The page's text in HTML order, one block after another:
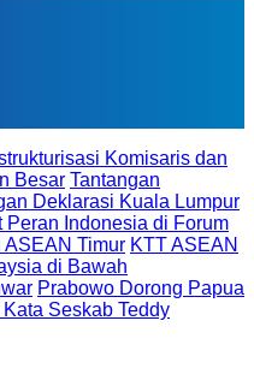
Komisaris dan
Besar Tantangan
Deklarasi Kuala Lumpur
Indonesia di Forum
ASEAN Timur KTT ASEAN
di Bawah
Prabowo Dorong Papua
Seskab Teddy